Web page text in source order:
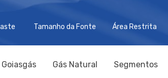
Tamanho da Fonte Área Restrita
Gás Natural Segmentos